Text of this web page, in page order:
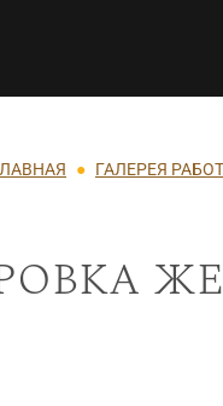
ГАЛЕРЕЯ РАБОТ